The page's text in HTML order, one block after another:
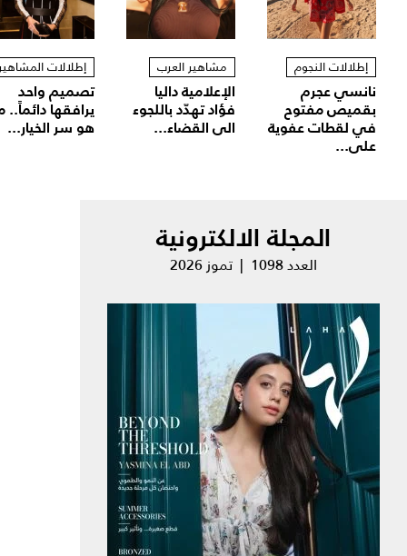
إطلالات النجوم
نانسي عجرم
بقميص مفتوح
في لقطات عفوية
على...
مشاهير العرب
الإعلامية داليا
فؤاد تهدّد باللجوء
الى القضاء...
إطلالات
تصميم واحد
يرافقها دائماً..
هو سر الخيار...
المجلة الالكترونية
العدد 1098 | تموز 2026